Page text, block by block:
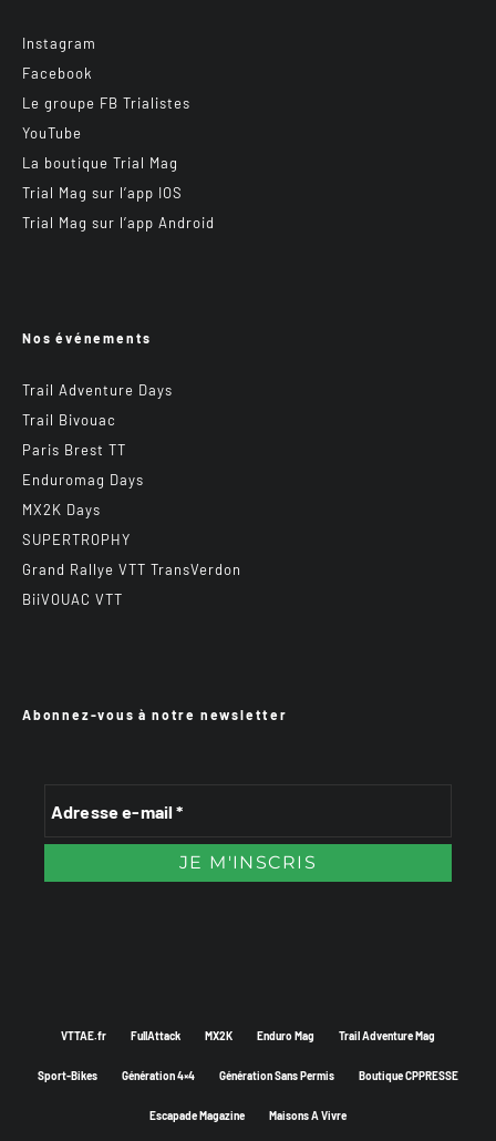
Instagram
Facebook
Le groupe FB Trialistes
YouTube
La boutique Trial Mag
Trial Mag sur l’app IOS
Trial Mag sur l’app Android
Nos événements
Trail Adventure Days
Trail Bivouac
Paris Brest TT
Enduromag Days
MX2K Days
SUPERTROPHY
Grand Rallye VTT TransVerdon
BiiVOUAC VTT
Abonnez-vous à notre newsletter
VTTAE.fr FullAttack MX2K Enduro Mag Trail Adventure Mag
Sport-Bikes Génération 4×4 Génération Sans Permis Boutique CPPRESSE
Escapade Magazine Maisons A Vivre